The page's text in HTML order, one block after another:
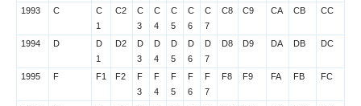
1993 C
C
1
C2
C
3
C
4
C
5
C
6
C
7
C8 C9 CA CB CC
1994 D
D
1
D2
D
3
D
4
D
5
D
6
D
7
D8 D9 DA DB DC
1995 F F1 F2
F
3
F
4
F
5
F
6
F
7
F8 F9 FA FB FC